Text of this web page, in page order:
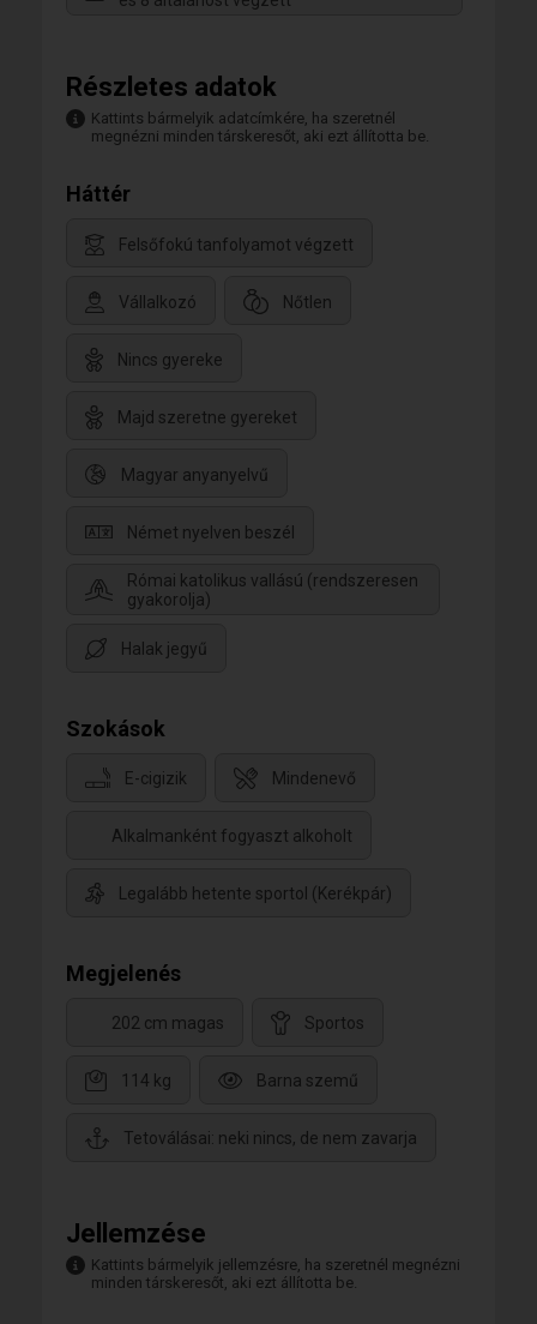
Részletes adatok
Kattints bármelyik adatcímkére, ha szeretnél
megnézni minden társkeresőt, aki ezt állította be.
Háttér
Felsőfokú tanfolyamot végzett
Vállalkozó Nőtlen
Nincs gyereke
Majd szeretne gyereket
Magyar anyanyelvű
Német nyelven beszél
Római katolikus vallású (rendszeresen
gyakorolja)
Halak jegyű
Szokások
E-cigizik Mindenevő
Alkalmanként fogyaszt alkoholt
Legalább hetente sportol (Kerékpár)
Megjelenés
202 cm magas Sportos
114 kg Barna szemű
Tetoválásai: neki nincs, de nem zavarja
Jellemzése
Kattints bármelyik jellemzésre, ha szeretnél megnézni
minden társkeresőt, aki ezt állította be.